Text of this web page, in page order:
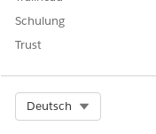
KONNTEN SIE IHR
Schulung
Trust
Deutsch